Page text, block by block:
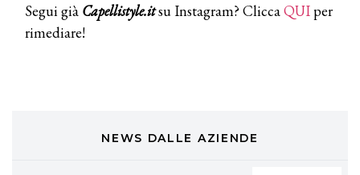
Segui già Capellistyle.itsu Instagram? CliccaQUIper
rimediare!
NEWS DALLE AZIENDE
DAVINES
Davines presenta cofanetti beauty
WELLNESS CONGRESS 2022: I